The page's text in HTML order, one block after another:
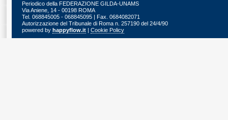
Periodico della FEDERAZIONE GILDA-UNAMS
Via Aniene, 14 - 00198 ROMA
Tel. 068845005 - 068845095 | Fax. 0684082071
Autorizzazione del Tribunale di Roma n. 257190 del 24/4/90
powered by happyflow.it | Cookie Policy